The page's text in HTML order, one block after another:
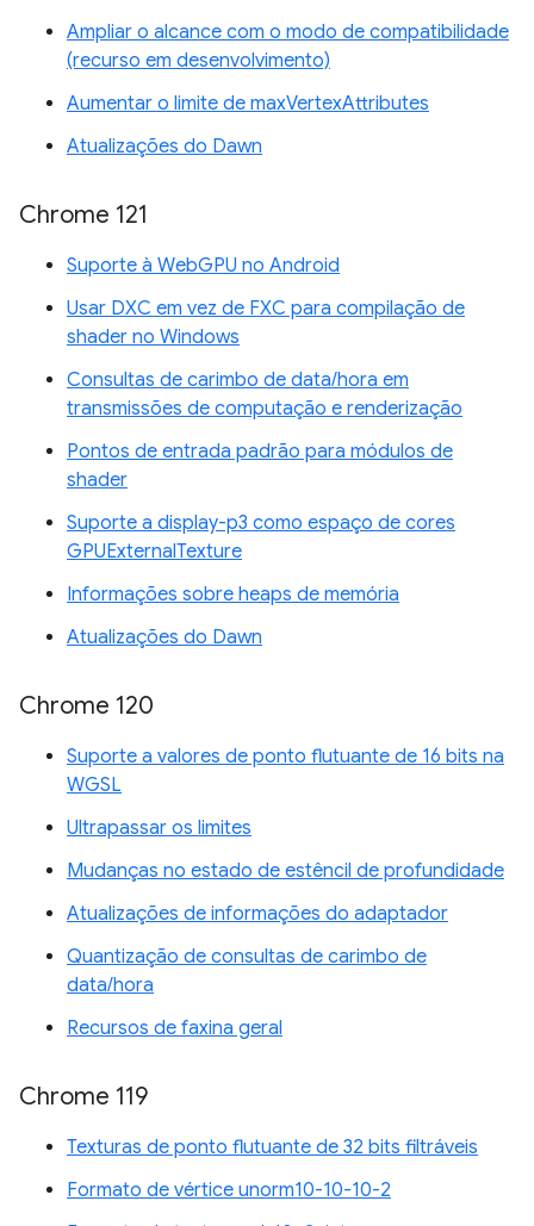
Ampliar o alcance com o modo de compatibilidade
(recurso em desenvolvimento)
Aumentar o limite de maxVertexAttributes
Atualizações do Dawn
Chrome 121
Suporte à WebGPU no Android
Usar DXC em vez de FXC para compilação de
shader no Windows
Consultas de carimbo de data/hora em
transmissões de computação e renderização
Pontos de entrada padrão para módulos de
shader
Suporte a display-p3 como espaço de cores
GPUExternalTexture
Informações sobre heaps de memória
Atualizações do Dawn
Chrome 120
Suporte a valores de ponto flutuante de 16 bits na
WGSL
Ultrapassar os limites
Mudanças no estado de estêncil de profundidade
Atualizações de informações do adaptador
Quantização de consultas de carimbo de
data/hora
Recursos de faxina geral
Chrome 119
Texturas de ponto flutuante de 32 bits filtráveis
Formato de vértice unorm10-10-10-2